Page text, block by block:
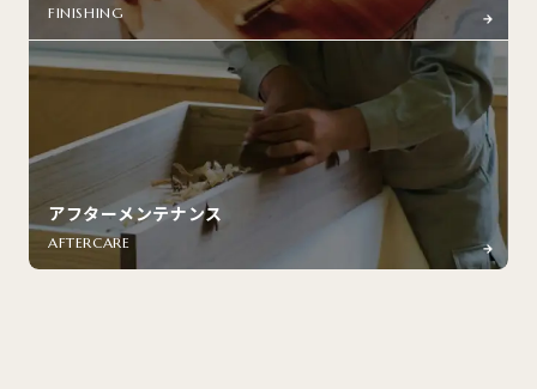
FINISHING
アフターメンテナンス
AFTERCARE